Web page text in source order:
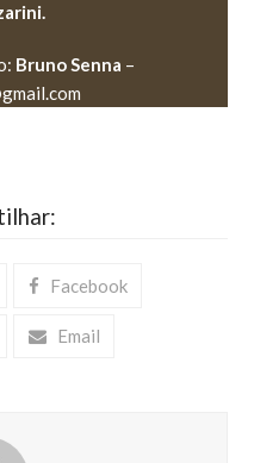
Bruno Senna –
Facebook
Email